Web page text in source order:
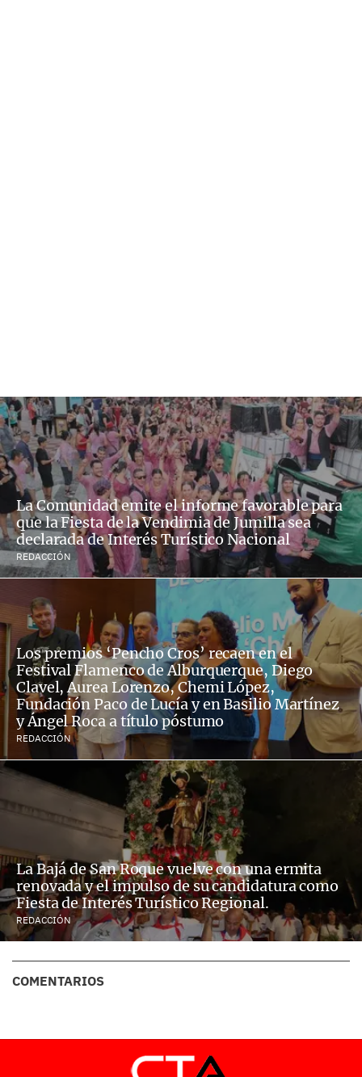
La Comunidad emite el informe favorable para
que la Fiesta de la Vendimia de Jumilla sea
declarada de Interés Turístico Nacional
REDACCIÓN
Los premios ‘Pencho Cros’ recaen en el
Festival Flamenco de Alburquerque, Diego
Clavel, Aurea Lorenzo, Chemi López,
Fundación Paco de Lucía y en Basilio Martínez
y Ángel Roca a título póstumo
REDACCIÓN
La Bajá de San Roque vuelve con una ermita
renovada y el impulso de su candidatura como
Fiesta de Interés Turístico Regional.
REDACCIÓN
COMENTARIOS